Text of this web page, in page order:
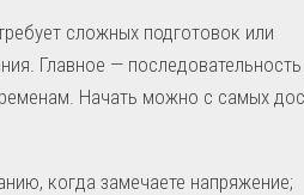
сложных подготовок или
Главное —
Начать можно с самых
когда замечаете напряжение;